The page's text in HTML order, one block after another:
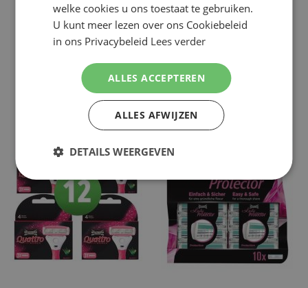
€ 17,99Incl. Btw
( ADVIESPRIJS € 34,00)
€ 16,49
WINKELMANDJE
Op voorraad
NU: Special
Price
€ 7,99Incl. Btw
( ADVIESPRIJS€ 11,94)
WINKELMANDJE
Op voorraad
welke cookies u ons toestaat te gebruiken.
U kunt meer lezen over ons Cookiebeleid
in ons Privacybeleid Lees verder
ALLES ACCEPTEREN
ALLES AFWIJZEN
DETAILS WEERGEVEN